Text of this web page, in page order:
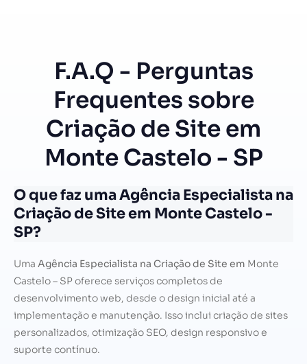
F.A.Q - Perguntas
Frequentes sobre
Criação de Site em
Monte Castelo - SP
O que faz uma Agência Especialista na
Criação de Site em Monte Castelo -
SP?
Uma Agência Especialista na Criação de Site em Monte
Castelo – SP oferece serviços completos de
desenvolvimento web, desde o design inicial até a
implementação e manutenção. Isso inclui criação de sites
personalizados, otimização SEO, design responsivo e
suporte contínuo.